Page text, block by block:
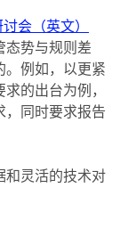
会（英文）
态势与规则差
例如，以更紧
的出台为例，
同时要求报告
和灵活的技术对